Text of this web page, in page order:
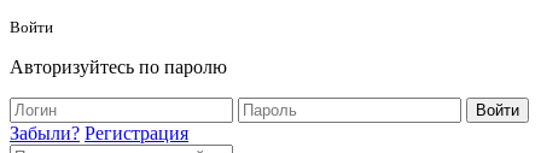
Войти
Авторизуйтесь по паролю
Войти
Забыли? Регистрация